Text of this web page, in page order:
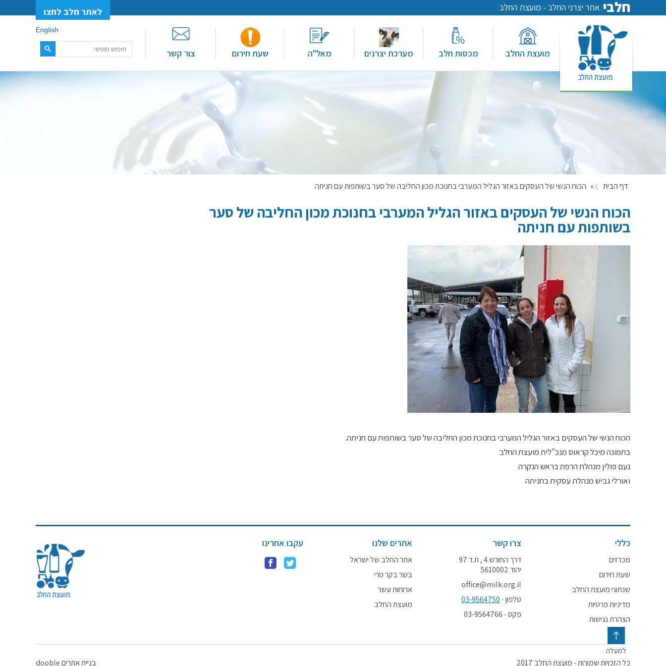
למעלה
חלבי אתר יצרני החלב - מועצת החלב לאתר חלב לחצו
מועצת החלב מכסות חלב מערכת יצרנים מאל"ה שעת חירום צור קשר
English
דף הבית » הכוח הנשי של העסקים באזור הגליל המערבי בחנוכת מכון החליבה של סער בשותפות עם חניתה
הכוח הנשי של העסקים באזור הגליל המערבי בחנוכת מכון החליבה של סער
בשותפות עם חניתה
הכוח הנשי של העסקים באזור הגליל המערבי בחנוכת מכון החליבה של סער בשותפות עם חניתה.
בתמונה מיכל קראוס מנכ"לית מועצת החלב
נעם פולין מנהלת הרפת בראש הנקרה
ואורלי גביש מנהלת עסקית בחניתה
כללי
מכרזים
שעת חירום
שנתוני מועצת החלב
מדיניות פרטיות
הצהרת נגישות
צרו קשר
דרך החורש 4 , ת.ד 97
יהוד 5610002
office@milk.org.il
טלפון -03-9564750
פקס - 03-9564766
אתרים שלנו
אתר החלב של ישראל
בשר בקר טרי
ארוחות עשר
מועצת החלב
עקבו אחרינו
כל הזכויות שמורות - מועצת החלב 2017 בניית אתרים dooble